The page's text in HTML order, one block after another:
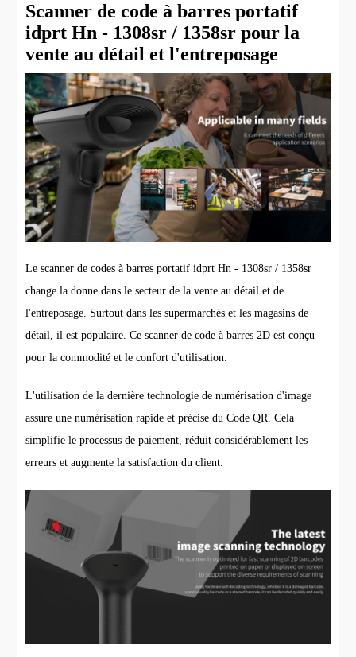
Scanner de code à barres portatif
idprt Hn - 1308sr / 1358sr pour la
vente au détail et l'entreposage
Le scanner de codes à barres portatif idprt Hn - 1308sr / 1358sr
change la donne dans le secteur de la vente au détail et de
l'entreposage. Surtout dans les supermarchés et les magasins de
détail, il est populaire. Ce scanner de code à barres 2D est conçu
pour la commodité et le confort d'utilisation.
L'utilisation de la dernière technologie de numérisation d'image
assure une numérisation rapide et précise du Code QR. Cela
simplifie le processus de paiement, réduit considérablement les
erreurs et augmente la satisfaction du client.